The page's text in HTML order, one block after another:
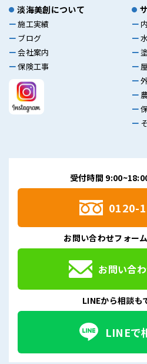
淡海美創について
施工実績
ブログ
会社案内
保険工事
受付時間
0120-
お問い合わせフォー
お問い合
LINEから相談も
LINEで